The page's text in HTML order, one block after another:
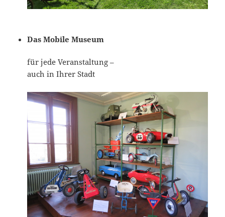
Das Mobile Museum
für jede Veranstaltung –
auch in Ihrer Stadt